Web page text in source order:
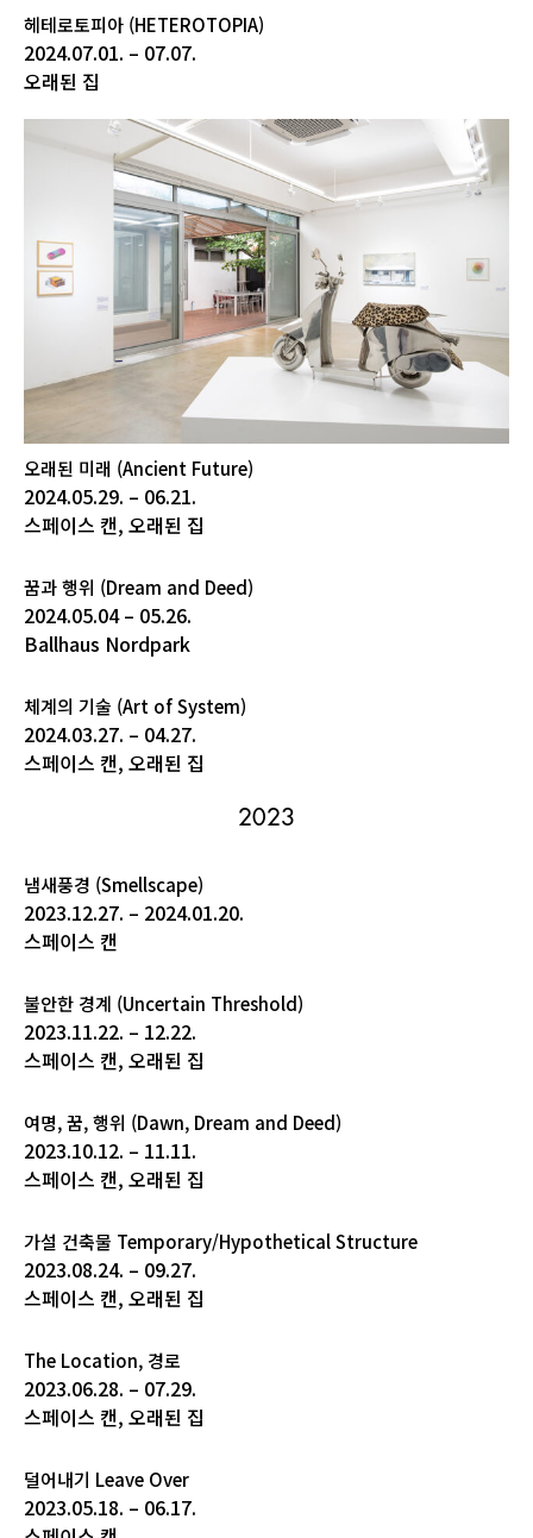
헤테로토피아 (HETEROTOPIA)
2024.07.01. – 07.07.
오래된 집
오래된 미래 (Ancient Future)
2024.05.29. – 06.21.
스페이스 캔, 오래된 집
꿈과 행위 (Dream and Deed)
2024.05.04 – 05.26.
Ballhaus Nordpark
체계의 기술 (Art of System)
2024.03.27. – 04.27.
스페이스 캔, 오래된 집
2023
냄새풍경 (Smellscape)
2023.12.27. – 2024.01.20.
스페이스 캔
불안한 경계 (Uncertain Threshold)
2023.11.22. – 12.22.
스페이스 캔, 오래된 집
여명, 꿈, 행위 (Dawn, Dream and Deed)
2023.10.12. – 11.11.
스페이스 캔, 오래된 집
가설 건축물 Temporary/Hypothetical Structure
2023.08.24. – 09.27.
스페이스 캔, 오래된 집
The Location, 경로
2023.06.28. – 07.29.
스페이스 캔, 오래된 집
덜어내기 Leave Over
2023.05.18. – 06.17.